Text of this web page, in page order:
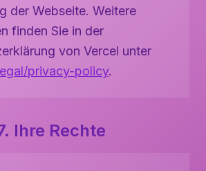
der Webseite. Weitere
finden Sie in der
von Vercel unter
privacy-policy.
Ihre Rechte